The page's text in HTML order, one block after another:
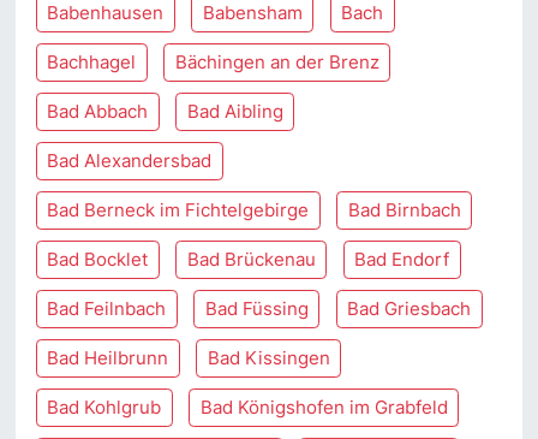
Babenhausen Babensham Bach
Bachhagel Bächingen an der Brenz
Bad Abbach Bad Aibling
Bad Alexandersbad
Bad Berneck im Fichtelgebirge Bad Birnbach
Bad Bocklet Bad Brückenau Bad Endorf
Bad Feilnbach Bad Füssing Bad Griesbach
Bad Heilbrunn Bad Kissingen
Bad Kohlgrub Bad Königshofen im Grabfeld